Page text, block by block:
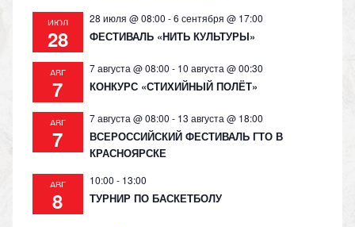
ИЮЛ
28
28 июля @ 08:00 -6 сентября @ 17:00
ФЕСТИВАЛЬ «НИТЬ КУЛЬТУРЫ»
АВГ
7
7 августа @ 08:00 - 10 августа @ 00:30
КОНКУРС «СТИХИЙНЫЙ ПОЛЁТ»
АВГ
7
7 августа @ 08:00 - 13 августа @ 18:00
ВСЕРОССИЙСКИЙ ФЕСТИВАЛЬ ГТО В
КРАСНОЯРСКЕ
АВГ
8
10:00 - 13:00
ТУРНИР ПО БАСКЕТБОЛУ